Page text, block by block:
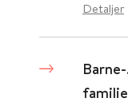
Detaljer